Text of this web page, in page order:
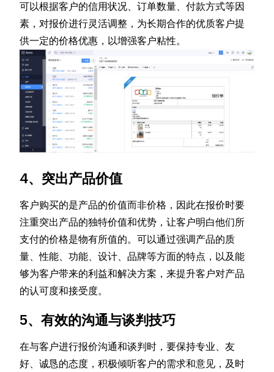
可以根据客户的信用状况、订单数量、付款方式等因
素，对报价进行灵活调整，为长期合作的优质客户提
供一定的价格优惠，以增强客户粘性。
4、突出产品价值
客户购买的是产品的价值而非价格，因此在报价时要
注重突出产品的独特价值和优势，让客户明白他们所
支付的价格是物有所值的。可以通过强调产品的质
量、性能、功能、设计、品牌等方面的特点，以及能
够为客户带来的利益和解决方案，来提升客户对产品
的认可度和接受度。
5、有效的沟通与谈判技巧
在与客户进行报价沟通和谈判时，要保持专业、友
好、诚恳的态度，积极倾听客户的需求和意见，及时